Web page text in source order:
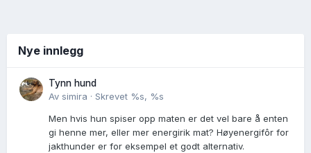
Nye innlegg
Tynn hund
Av simira · Skrevet %s, %s
Men hvis hun spiser opp maten er det vel bare å enten
gi henne mer, eller mer energirik mat? Høyenergifôr for
jakthunder er for eksempel et godt alternativ.